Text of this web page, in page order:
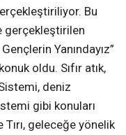
Bu
gerçekleştirilen
Yanındayız”
oldu. Sıfır atık,
deniz
gibi konuları
geleceğe yönelik